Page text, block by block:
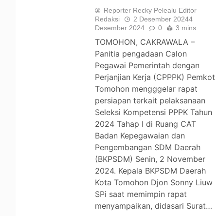
Reporter Recky Pelealu Editor
Redaksi
2 Desember 20244
Desember 2024
0 3 mins
TOMOHON, CAKRAWALA –
Panitia pengadaan Calon
Pegawai Pemerintah dengan
Perjanjian Kerja (CPPPK) Pemkot
Tomohon mengggelar rapat
persiapan terkait pelaksanaan
Seleksi Kompetensi PPPK Tahun
2024 Tahap I di Ruang CAT
Badan Kepegawaian dan
Pengembangan SDM Daerah
(BKPSDM) Senin, 2 November
2024. Kepala BKPSDM Daerah
Kota Tomohon Djon Sonny Liuw
SPi saat memimpin rapat
menyampaikan, didasari Surat…